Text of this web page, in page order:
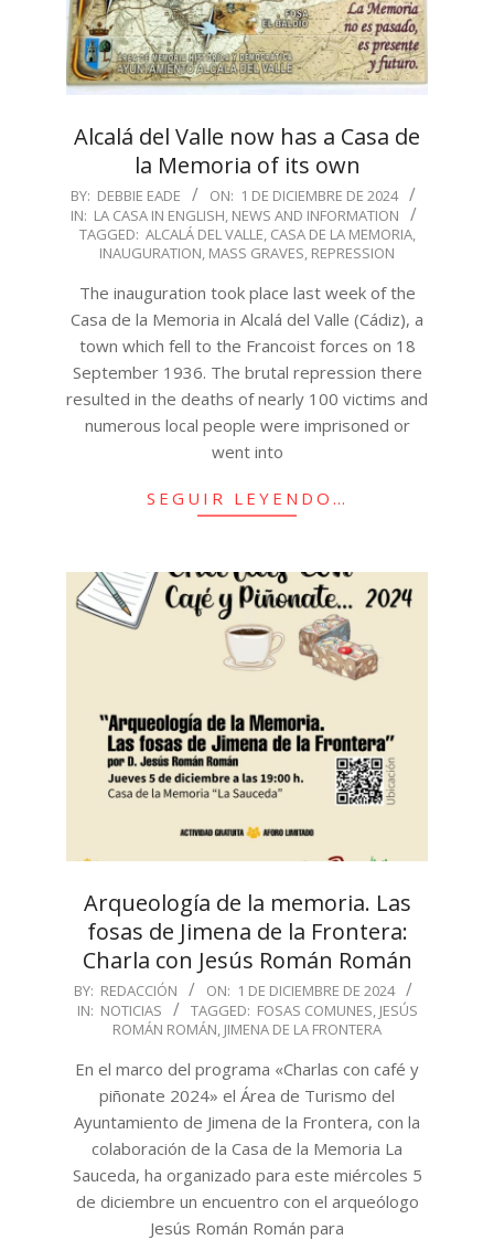
Alcalá del Valle now has a Casa de
la Memoria of its own
2024-
12-
01
BY: DEBBIE EADE ON: 1 DE DICIEMBRE DE 2024
IN: LA CASA IN ENGLISH, NEWS AND INFORMATION
TAGGED: ALCALÁ DEL VALLE, CASA DE LA MEMORIA,
INAUGURATION, MASS GRAVES, REPRESSION
The inauguration took place last week of the
Casa de la Memoria in Alcalá del Valle (Cádiz), a
town which fell to the Francoist forces on 18
September 1936. The brutal repression there
resulted in the deaths of nearly 100 victims and
numerous local people were imprisoned or
went into
SEGUIR LEYENDO…
Arqueología de la memoria. Las
fosas de Jimena de la Frontera:
Charla con Jesús Román Román
2024-
12-
BY: REDACCIÓN ON: 1 DE DICIEMBRE DE 2024
IN: NOTICIAS TAGGED: FOSAS COMUNES, JESÚS
ROMÁN ROMÁN, JIMENA DE LA FRONTERA
En el marco del programa «Charlas con café y
piñonate 2024» el Área de Turismo del
Ayuntamiento de Jimena de la Frontera, con la
colaboración de la Casa de la Memoria La
Sauceda, ha organizado para este miércoles 5
de diciembre un encuentro con el arqueólogo
Jesús Román Román para